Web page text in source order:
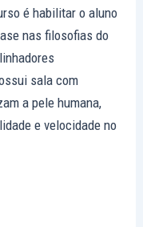
é habilitar o aluno
nas filosofias do
sala com
a pele humana,
e velocidade no